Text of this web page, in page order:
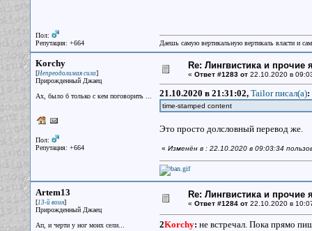
Пол:
Репутация: +664
Даешь самую вертикальную вертикаль власти и
Korchy
[Непреодолимая сила]
Прирожденный Джаец
Ах, было б только с кем поговорить ...
Пол:
Репутация: +664
Re: Лингвистика и прочие
« Ответ #1283 от22.10.2020 в
21.10.2020 в 21:31:02, Tailor писал(a):
time-stamped content
Это просто долсловный перевод же.
« Изменён в : 22.10.2020 в 09:03:34
Artem13
[13-й воин]
Прирожденный Джаец
Ап, и черти у ног моих сели...
Re: Лингвистика и прочие
« Ответ #1284 от22.10.2020 в
2Korchy: не встречал. Пока прямо